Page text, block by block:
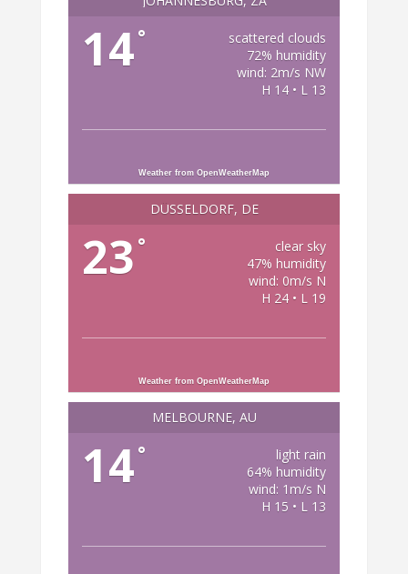
14°
scattered clouds
72% humidity
wind: 2m/s NW
H 14 • L 13
Weather from OpenWeatherMap
DÜSSELDORF, DE
23 °
clear sky
47% humidity
wind: 0m/s N
H 24 • L 19
Weather from OpenWeatherMap
MELBOURNE, AU
14°
light rain
64% humidity
wind: 1m/s N
H 15 • L 13